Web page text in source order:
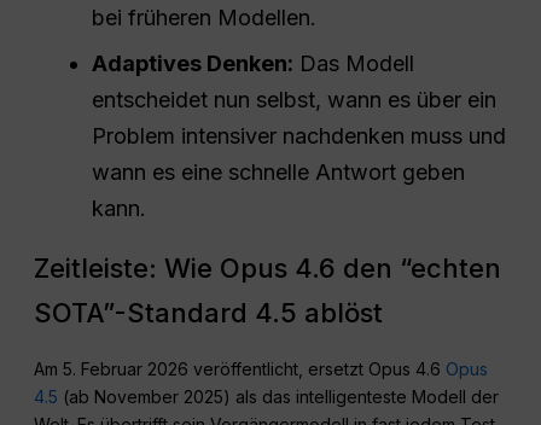
bei früheren Modellen.
Adaptives Denken: Das Modell
entscheidet nun selbst, wann es über ein
Problem intensiver nachdenken muss und
wann es eine schnelle Antwort geben
kann.
Zeitleiste: Wie Opus 4.6 den “echten
SOTA”-Standard 4.5 ablöst
Am 5. Februar 2026 veröffentlicht, ersetzt Opus 4.6 Opus
4.5 (ab November 2025) als das intelligenteste Modell der